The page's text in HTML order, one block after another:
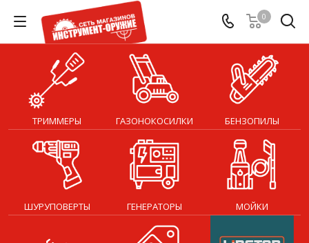
0
ТРИММЕРЫ ГАЗОНОКОСИЛКИ БЕНЗОПИЛЫ
ШУРУПОВЕРТЫ ГЕНЕРАТОРЫ МОЙКИ